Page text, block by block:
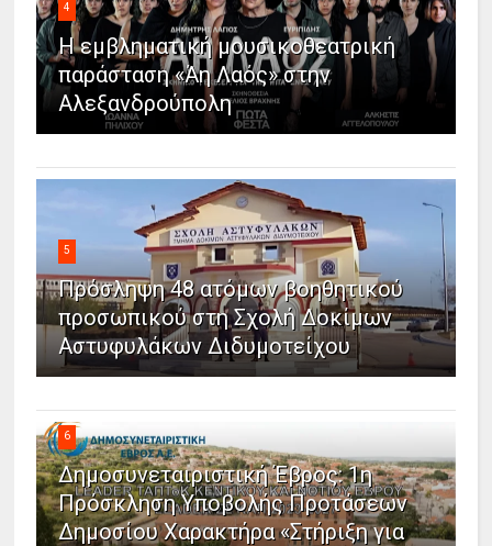
4
Η εμβληματική μουσικοθεατρική
παράσταση «Άη Λαός» στην
Αλεξανδρούπολη
5
Πρόσληψη 48 ατόμων βοηθητικού
προσωπικού στη Σχολή Δοκίμων
Αστυφυλάκων Διδυμοτείχου
6
Δημοσυνεταιριστική Έβρος: 1η
Πρόσκληση Υποβολής Προτάσεων
Δημοσίου Χαρακτήρα «Στήριξη για